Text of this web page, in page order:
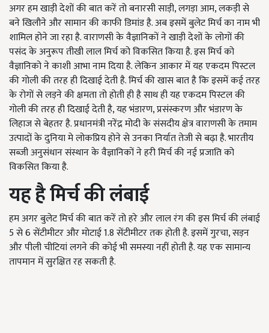
अगर हम खाड़ी देशों की बात करें तो बनारसी साड़ी, लगड़ा आम, लकड़ी से
बने खिलौने और सामान की काफी डिमांड है. अब इसमें बुलेट मिर्च का नाम भी
शामिल होने जा रहा है. वाराणसी के वैज्ञानिकों ने खाड़ी देशों के लोगों की
पसंद के अनुरूप तीखी लाल मिर्च को विकसित किया है. इस मिर्च को
वैज्ञानिको ने काशी आभा नाम दिया है. लेकिन आकार में यह एकदम पिस्टल
की गोली की तरह ही दिखाई देती है. मिर्च की खास बात है कि इसमें कई तरह
के रोगों से लड़ने की क्षमता तो होती ही है साथ ही यह एकदम पिस्टल की
गोली की तरह ही दिखाई देती है, यह भंडारण, प्रसंस्करण और भंडारण के
लिहाज से बेहतर है. प्रधानमंत्री नरेंद्र मोदी के संसदीय क्षेत्र वाराणसी के तमाम
उत्पादों के दुनिया मे लोकप्रिय होने से उनका निर्यात तेजी से बढ़ा है. भारतीय
सब्जी अनुसंधान संस्थान के वैज्ञानिकों ने हरी मिर्च की नई प्रजाति को
विकसित किया है.
यह है मिर्च की लंबाई
हम अगर बुलेट मिर्च की बात करें तो हरे और लाल रंग की इस मिर्च की लंबाई
5 से 6 सेंटीमीटर और मोटाई 1.8 सेंटीमीटर तक होती है. इसमें गुरचा, सड़न
और पीली चीटियां लगने की कोई भी समस्या नहीं होती है. यह एक सामान्य
तापमान में सुरक्षित रह सकती है.